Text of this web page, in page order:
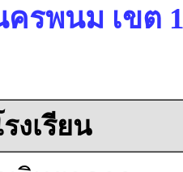
รพนม เขต
งเรียน